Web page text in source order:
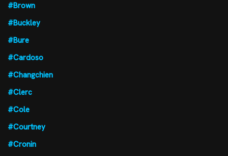
#Brown
#Buckley
#Bure
#Cardoso
#Changchien
#Clerc
#Cole
#Courtney
#Cronin